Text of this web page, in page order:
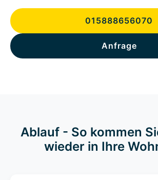
015888656070
Anfrage
Ablauf - So kommen
wieder in Ihre